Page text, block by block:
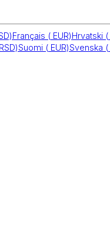
Français ( EUR)Hrvatski (
RSD)Suomi ( EUR)Svenska (